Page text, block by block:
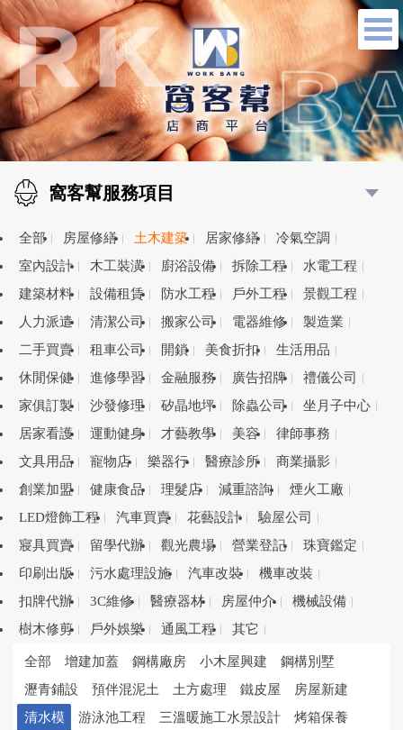
窩客幫服務項目
全部 房屋修繕 土木建築 居家修繕
冷氣空調
室內設計
木工裝潢 廚浴設備 拆除工程
水電工程
建築材料
設備租賃 防水工程 戶外工程
景觀工程
人力派遣
清潔公司 搬家公司 電器維修
製造業
二手買賣
租車公司 開鎖 美食折扣
生活用品
休閒保健
進修學習 金融服務 廣告招牌
禮儀公司
家俱訂製
沙發修理 矽晶地坪 除蟲公司
坐月子中心
居家看護
運動健身 才藝教學 美容
律師事務
文具用品
寵物店 樂器行 醫療診所
商業攝影
創業加盟
健康食品 理髮店 減重諮詢
煙火工廠
LED燈飾工程
汽車買賣 花藝設計
驗屋公司
寢具買賣
留學代辦 觀光農場 營業登記
珠寶鑑定
印刷出版
污水處理設施 汽車改裝
機車改裝
扣牌代辦
3C維修 醫療器材 房屋仲介
機械設備
樹木修剪
戶外娛樂 通風工程 其它
全部 增建加蓋 鋼構廠房 小木屋興建
鋼構別墅
瀝青鋪設
預伴混泥土 土方處理 鐵皮屋
房屋新建
清水模
游泳池工程 三溫暖施工水景設計
烤箱保養